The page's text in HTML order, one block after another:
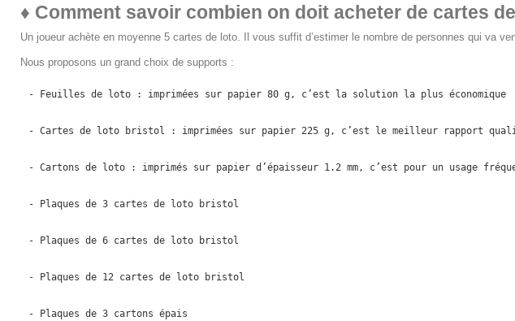
♦ Comment savoir combien on doit acheter de cartes
Un joueur achète en moyenne 5 cartes de loto. Il vous suffit d’estimer le nombre de personnes qui va
Nous proposons un grand choix de supports :
- Feuilles de loto : imprimées sur papier 80 g, c’est la solution la plus économique
- Cartes de loto bristol : imprimées sur papier 225 g, c’est le meilleur rapport
- Cartons de loto : imprimés sur papier d’épaisseur 1.2 mm, c’est pour un usage
- Plaques de 3 cartes de loto bristol
- Plaques de 6 cartes de loto bristol
- Plaques de 12 cartes de loto bristol
- Plaques de 3 cartons épais